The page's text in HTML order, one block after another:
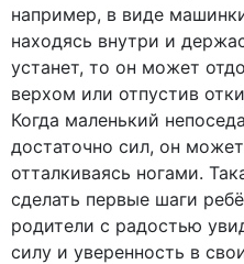
например, в виде
находясь внутри и
устанет, то он может
верхом или отпустив
Когда маленький
достаточно сил, он может
отталкиваясь ногами.
сделать первые шаги
родители с радостью
силу и уверенность в